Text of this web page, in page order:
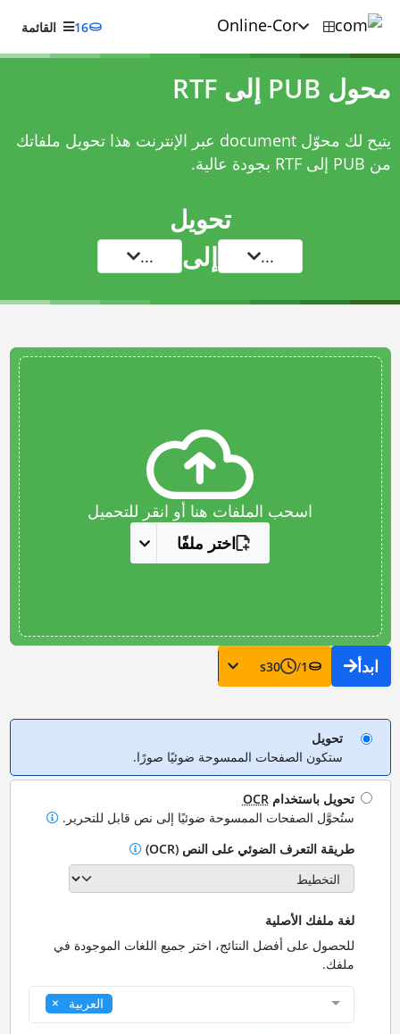
16 القائمة
محول PUB إلى RTF
يتيح لك محوّل document عبر الإنترنت هذا تحويل ملفاتك
من PUB إلى RTF بجودة عالية.
تحويل
... إلى ...
اسحب الملفات هنا أو انقر للتحميل
اختر ملفًا
ابدأ 1
/
30
s
تحويل
ستكون الصفحات الممسوحة ضوئيًا صورًا.
تحويل باستخدام OCR
ستُحوَّل الصفحات الممسوحة ضوئيًا إلى نص قابل للتحرير.
طريقة التعرف الضوئي على النص (OCR)
لغة ملفك الأصلية
للحصول على أفضل النتائج، اختر جميع اللغات الموجودة في
ملفك.
العربية